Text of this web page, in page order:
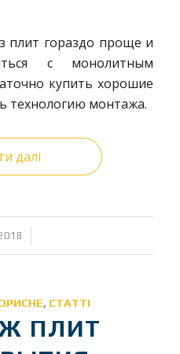
плит гораздо проще и
с монолитным
купить хорошие
технологию монтажа.
далі
, СТАТТІ
ПЛИТ